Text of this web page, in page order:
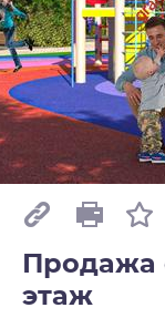
Продажа
этаж